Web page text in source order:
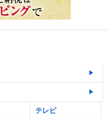
テレビ